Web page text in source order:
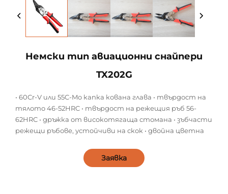
Немски тип авиационни снайпери
TX202G
• 60Cr-V или 55C-Mo капка кована глава • твърдост на
тялото 46-52HRC • твърдост на режещия ръб 56-
62HRC • дръжка от високотягаща стомана • зъбчасти
режещи ръбове, устойчиви на скок • двойна цветна
Заявка